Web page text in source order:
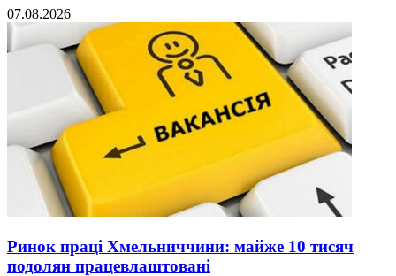
07.08.2026
Ринок праці Хмельниччини: майже 10 тисяч
подолян працевлаштовані